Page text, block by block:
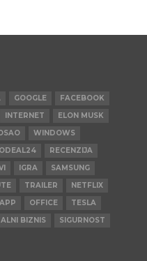
GOOGLE
FACEBOOK
INTERNET
ELON MUSK
WINDOWS
RECENZIJA
IGRA
SAMSUNG
TRAILER
NETFLIX
OFFICE
TESLA
BIZNIS SIGURNOST